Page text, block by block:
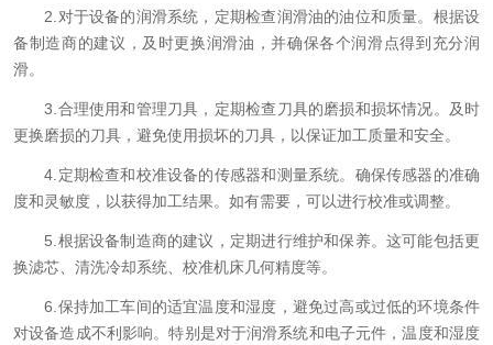
2.对于设备的润滑系统，定期检查润滑油的油位和质量。根据设
备制造商的建议，及时更换润滑油，并确保各个润滑点得到充分润
滑。
3.合理使用和管理刀具，定期检查刀具的磨损和损坏情况。及时
更换磨损的刀具，避免使用损坏的刀具，以保证加工质量和安全。
4.定期检查和校准设备的传感器和测量系统。确保传感器的准确
度和灵敏度，以获得加工结果。如有需要，可以进行校准或调整。
5.根据设备制造商的建议，定期进行维护和保养。这可能包括更
换滤芯、清洗冷却系统、校准机床几何精度等。
6.保持加工车间的适宜温度和湿度，避免过高或过低的环境条件
对设备造成不利影响。特别是对于润滑系统和电子元件，温度和湿度